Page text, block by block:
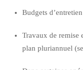
Budgets
Travaux de remise
plan pluriannuel